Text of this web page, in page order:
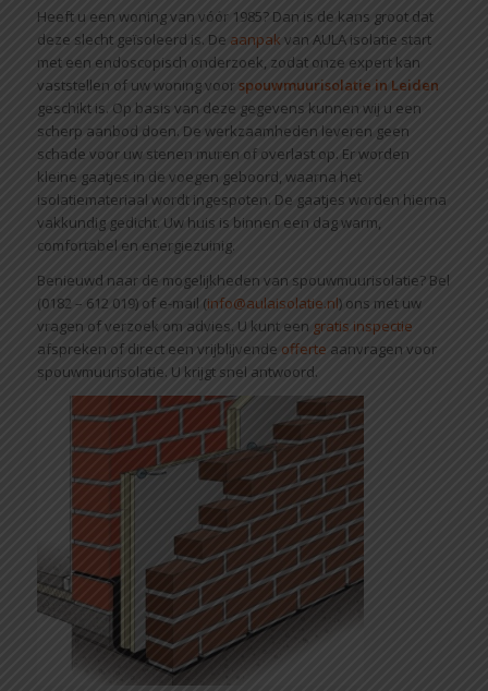
Heeft u een woning van vóór 1985? Dan is de kans groot dat
deze slecht geïsoleerd is. De aanpak van AULA isolatie start
met een endoscopisch onderzoek, zodat onze expert kan
vaststellen of uw woning voor spouwmuurisolatie in Leiden
geschikt is. Op basis van deze gegevens kunnen wij u een
scherp aanbod doen. De werkzaamheden leveren geen
schade voor uw stenen muren of overlast op. Er worden
kleine gaatjes in de voegen geboord, waarna het
isolatiemateriaal wordt ingespoten. De gaatjes worden hierna
vakkundig gedicht. Uw huis is binnen een dag warm,
comfortabel en energiezuinig.
Benieuwd naar de mogelijkheden van spouwmuurisolatie? Bel
(0182 – 612 019) of e-mail (info@aulaisolatie.nl) ons met uw
vragen of verzoek om advies. U kunt een gratis inspectie
afspreken of direct een vrijblijvende offerte aanvragen voor
spouwmuurisolatie. U krijgt snel antwoord.